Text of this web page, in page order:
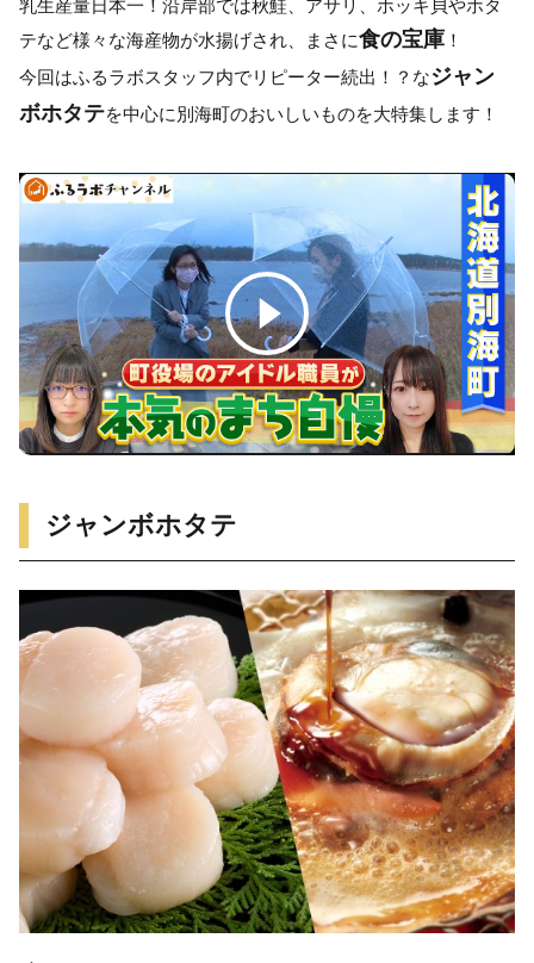
乳生産量日本一！沿岸部では秋鮭、アサリ、ホッキ貝やホタ
テなど様々な海産物が水揚げされ、まさに食の宝庫 ！
今回はふるラボスタッフ内でリピーター続出！？なジャン
ボホタテを中心に別海町のおいしいものを大特集します！
ジャンボホタテ